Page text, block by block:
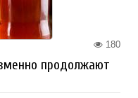
180
продолжают